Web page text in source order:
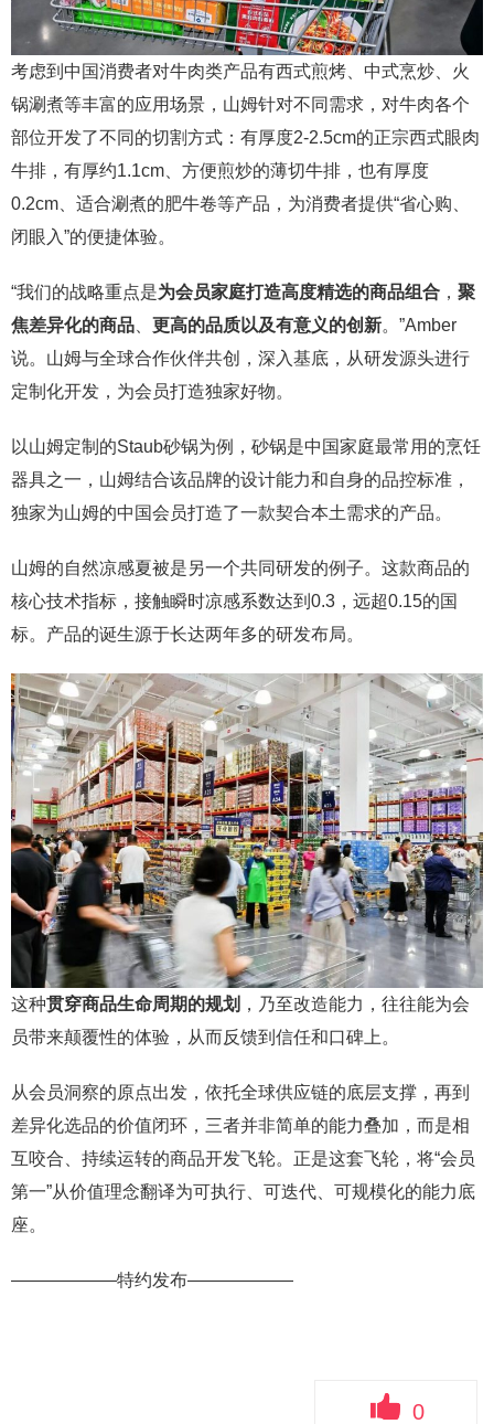
考虑到中国消费者对牛肉类产品有西式煎烤、中式烹炒、火
锅涮煮等丰富的应用场景，山姆针对不同需求，对牛肉各个
部位开发了不同的切割方式：有厚度2-2.5cm的正宗西式眼肉
牛排，有厚约1.1cm、方便煎炒的薄切牛排，也有厚度
0.2cm、适合涮煮的肥牛卷等产品，为消费者提供“省心购、
闭眼入”的便捷体验。
“我们的战略重点是为会员家庭打造高度精选的商品组合 ， 聚
焦差异化的商品
更高的品质以及有意义的创新。”Amber
说。山姆与全球合作伙伴共创，深入基底，从研发源头进行
定制化开发，为会员打造独家好物。
以山姆定制的Staub砂锅为例，砂锅是中国家庭最常用的烹饪
器具之一，山姆结合该品牌的设计能力和自身的品控标准，
独家为山姆的中国会员打造了一款契合本土需求的产品。
山姆的自然凉感夏被是另一个共同研发的例子。这款商品的
核心技术指标，接触瞬时凉感系数达到0.3，远超0.15的国
标。产品的诞生源于长达两年多的研发布局。
这种贯穿商品生命周期的规划 ，乃至改造能力，往往能为会
员带来颠覆性的体验，从而反馈到信任和口碑上。
从会员洞察的原点出发，依托全球供应链的底层支撑，再到
差异化选品的价值闭环，三者并非简单的能力叠加，而是相
互咬合、持续运转的商品开发飞轮。正是这套飞轮，将“会员
第一”从价值理念翻译为可执行、可迭代、可规模化的能力底
座。
——————特约发布——————
0